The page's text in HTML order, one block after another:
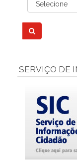
SERVIÇO DE